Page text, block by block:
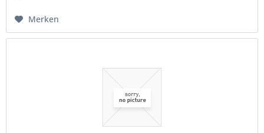
Merken